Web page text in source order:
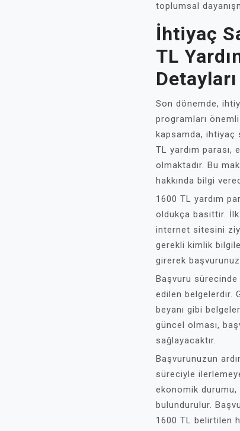
toplumsal
İhtiyaç
TL
Detayları
Son dönemde,
programları
kapsamda, ihtiyaç
TL yardım parası,
olmaktadır. Bu
hakkında bilgi
1600 TL yardım
oldukça basittir. İlk
internet sitesini
gerekli kimlik
girerek
Başvuru
edilen belgelerdir.
beyanı gibi
güncel olması,
sağlayacaktır.
Başvurunuzun
süreciyle
ekonomik
bulundurulur.
1600 TL belirtilen